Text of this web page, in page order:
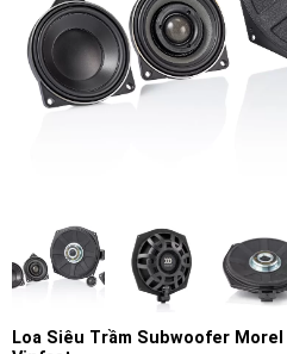
Loa Siêu Trầm Subwoofer Morel